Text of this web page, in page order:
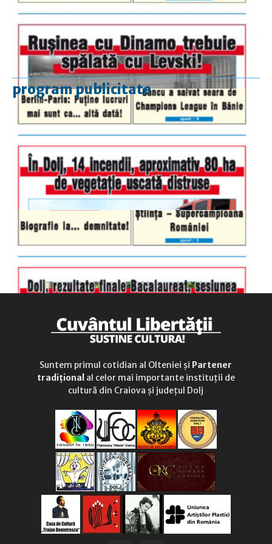
program publicitate
luni-vineri
9.00 - 17.00
duminică
9.00 - 12.00
Suntem primul cotidian al Olteniei și Partener
tradițional al celor mai importante instituții de
cultură din Craiova și județul Dolj